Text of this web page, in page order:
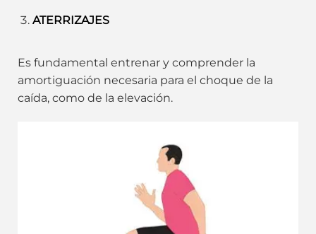
ATERRIZAJES
Es fundamental entrenar y comprender la
amortiguación necesaria para el choque de la
caída, como de la elevación.